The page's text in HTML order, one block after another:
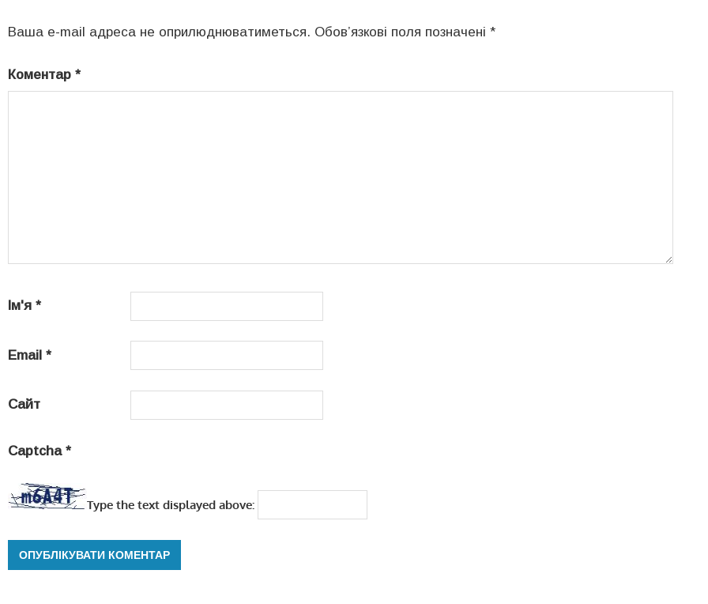
Ваша e-mail адреса не оприлюднюватиметься. Обов’язкові поля позначені *
Коментар *
Ім'я *
Email *
Сайт
Captcha *
Type the text displayed above: